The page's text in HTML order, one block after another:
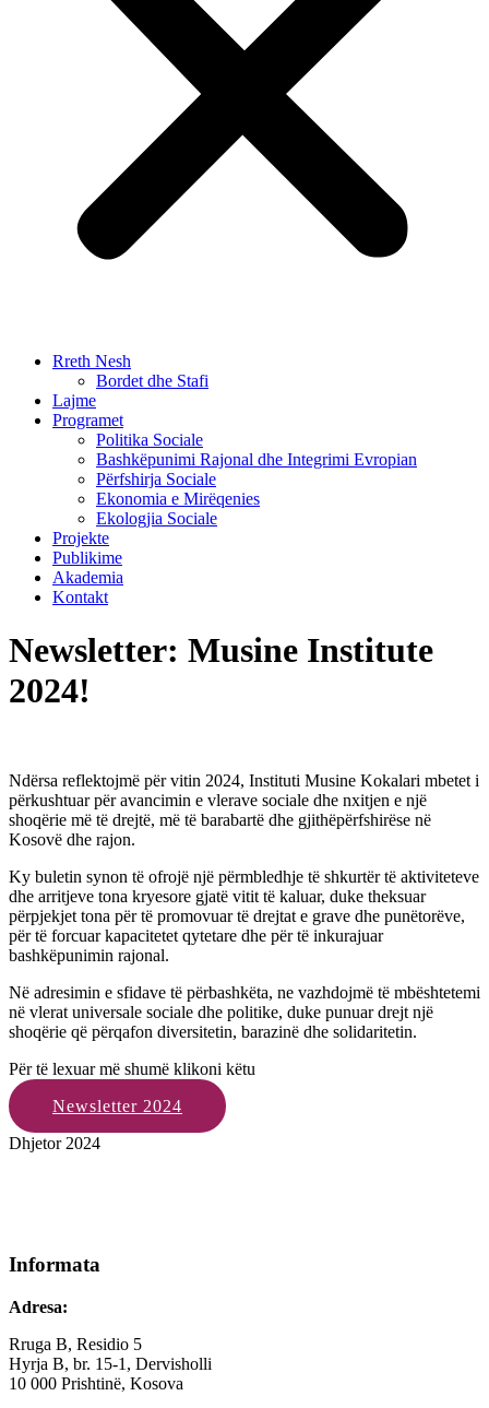
Rreth Nesh
Bordet dhe Stafi
Lajme
Programet
Politika Sociale
Bashkëpunimi Rajonal dhe Integrimi Evropian
Përfshirja Sociale
Ekonomia e Mirëqenies
Ekologjia Sociale
Projekte
Publikime
Akademia
Kontakt
Newsletter: Musine Institute
2024!
Ndërsa reflektojmë për vitin 2024, Instituti Musine Kokalari mbetet i
përkushtuar për avancimin e vlerave sociale dhe nxitjen e një
shoqërie më të drejtë, më të barabartë dhe gjithëpërfshirëse në
Kosovë dhe rajon.
Ky buletin synon të ofrojë një përmbledhje të shkurtër të aktiviteteve
dhe arritjeve tona kryesore gjatë vitit të kaluar, duke theksuar
përpjekjet tona për të promovuar të drejtat e grave dhe punëtorëve,
për të forcuar kapacitetet qytetare dhe për të inkurajuar
bashkëpunimin rajonal.
Në adresimin e sfidave të përbashkëta, ne vazhdojmë të mbështetemi
në vlerat universale sociale dhe politike, duke punuar drejt një
shoqërie që përqafon diversitetin, barazinë dhe solidaritetin.
Për të lexuar më shumë klikoni këtu
Newsletter 2024
Dhjetor 2024
Informata
Adresa:
Rruga B, Residio 5
Hyrja B, br. 15-1, Dervisholli
10 000 Prishtinë, Kosova